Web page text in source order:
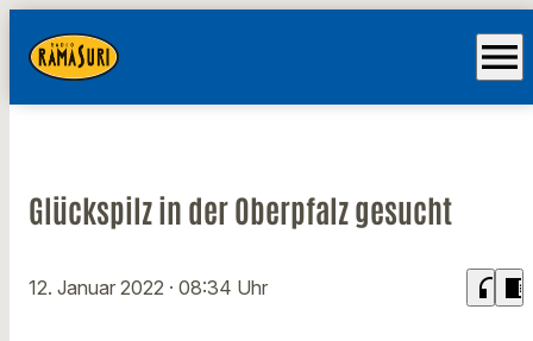
menu
Glückspilz in der Oberpfalz gesucht
12. Januar 2022 · 08:34 Uhr headphones chrome_reader_mode